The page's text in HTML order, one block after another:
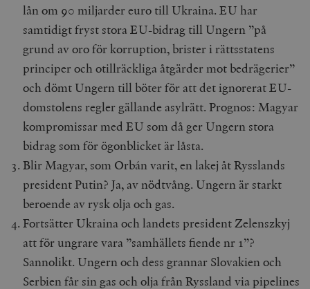
lån om 90 miljarder euro till Ukraina. EU har
samtidigt fryst stora EU-bidrag till Ungern ”på
grund av oro för korruption, brister i rättsstatens
principer och otillräckliga åtgärder mot bedrägerier”
och dömt Ungern till böter för att det ignorerat EU-
domstolens regler gällande asylrätt. Prognos: Magyar
kompromissar med EU som då ger Ungern stora
bidrag som för ögonblicket är låsta.
Blir Magyar, som Orbán varit, en lakej åt Rysslands
president Putin? Ja, av nödtvång. Ungern är starkt
beroende av rysk olja och gas.
Fortsätter Ukraina och landets president Zelenszkyj
att för ungrare vara ”samhällets fiende nr 1”?
Sannolikt. Ungern och dess grannar Slovakien och
Serbien får sin gas och olja från Ryssland via pipelines